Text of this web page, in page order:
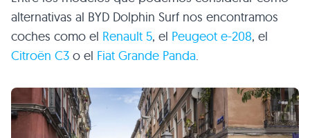
alternativas al BYD Dolphin Surf nos encontramos
coches como el Renault 5, el Peugeot e-208, el
Citroën C3 o el Fiat Grande Panda.